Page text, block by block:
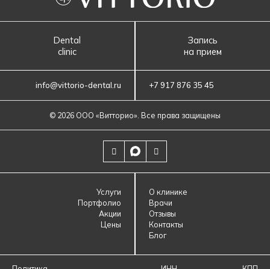
Dental
clinic
Запись
на прием
info@vittorio-dental.ru +7 917 876 35 45
© 2026 ООО «‎Витторио»‎. Все права защищены
Услуги
Портфолио
Акции
Цены
О клинике
Врачи
Отзывы
Контакты
Блог